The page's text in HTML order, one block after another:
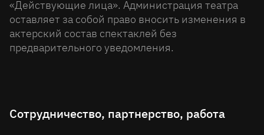
«Действующие лица». Администрация театра
оставляет за собой право вносить изменения в
актерский состав спектаклей без
предварительного уведомления.
Сотрудничество, партнерство, работа